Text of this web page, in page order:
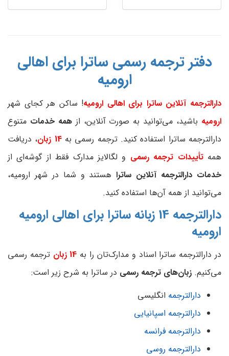
دفتر ترجمه رسمی ساترا برای اهالی
ارومیه
دارالترجمه آنلاین ساترا برای اهالی ارومیه! ساکن هر کجای شهر
ارومیه باشید، می‌توانید به صورت آنلاین، ازهمه خدمات متنوع
دارالترجمه ساترا استفاده کنید. ترجمه رسمی به14 زبان
، دریافت
همه تأییدات ترجمه رسمی و لگالایز مدارک فقط از گوشه‌ای از
خدمات دارالترجمه آنلاین ساتراهستند و شما در شهر ارومیه،
می‌توانید از همه آن‌ها استفاده کنید.
دارالترجمه 14 زبانه ساترا برای اهالی ارومیه
ارومیه
در دارالترجمه ساترا اسناد و مدارک‌تان را به
ترجمه رسمی
می‌کنیم. زبان‌های ترجمه رسمی در ساترا به شرح زیر است:
دارالترجمه انگلیسی
دارالترجمه اسپانیایی
دارالترجمه فرانسه
دارالترجمه روسی